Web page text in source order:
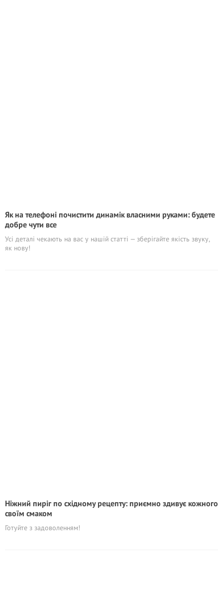
Як на телефоні почистити динамік власними руками: будете
добре чути все
Усі деталі чекають на вас у нашій статті — зберігайте якість звуку,
як нову!
Ніжний пиріг по східному рецепту: приємно здивує кожного
своїм смаком
Готуйте з задоволенням!